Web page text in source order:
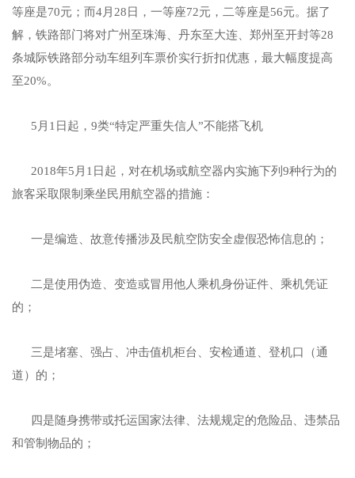
等座是70元；而4月28日，一等座72元，二等座是56元。据了
解，铁路部门将对广州至珠海、丹东至大连、郑州至开封等28
条城际铁路部分动车组列车票价实行折扣优惠，最大幅度提高
至20%。
5月1日起，9类“特定严重失信人”不能搭飞机
2018年5月1日起，对在机场或航空器内实施下列9种行为的
旅客采取限制乘坐民用航空器的措施：
一是编造、故意传播涉及民航空防安全虚假恐怖信息的；
二是使用伪造、变造或冒用他人乘机身份证件、乘机凭证
的；
三是堵塞、强占、冲击值机柜台、安检通道、登机口（通
道）的；
四是随身携带或托运国家法律、法规规定的危险品、违禁品
和管制物品的；